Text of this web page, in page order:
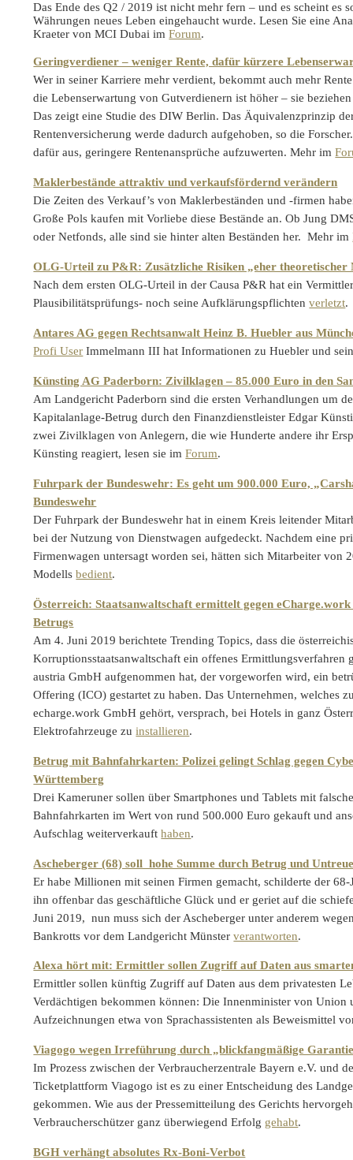
Das Ende des Q2 / 2019 ist nicht mehr fern – und es scheint es
Währungen neues Leben eingehaucht wurde. Lesen Sie eine
Kraeter von MCI Dubai imForum.
Geringverdiener – weniger Rente, dafür kürzere
Wer in seiner Karriere mehr verdient, bekommt auch mehr
die Lebenserwartung von Gutverdienern ist höher – sie
Das zeigt eine Studie des DIW Berlin. Das Äquivalenzprinzip
Rentenversicherung werde dadurch aufgehoben, so die
dafür aus, geringere Rentenansprüche aufzuwerten. Mehr im
Maklerbestände attraktiv und verkaufsfördernd verändern
Die Zeiten des Verkauf’s von Maklerbeständen und -firmen
Große Pols kaufen mit Vorliebe diese Bestände an. Ob Jung
oder Netfonds, alle sind sie hinter alten Beständen her. Mehr im
OLG-Urteil zu P&R: Zusätzliche Risiken „eher theoretischer
Nach dem ersten OLG-Urteil in der Causa P&R hat ein
Plausibilitätsprüfungs- noch seine Aufklärungspflichtenverletzt.
Antares AG gegen Rechtsanwalt Heinz B. Huebler aus
Profi User Immelmann III hat Informationen zu Huebler und
Künsting AG Paderborn: Zivilklagen – 85.000 Euro in den
Am Landgericht Paderborn sind die ersten Verhandlungen um
Kapitalanlage-Betrug durch den Finanzdienstleister Edgar
zwei Zivilklagen von Anlegern, die wie Hunderte andere ihr
Künsting reagiert, lesen sie imForum.
Fuhrpark der Bundeswehr: Es geht um 900.000 Euro,
Bundeswehr
Der Fuhrpark der Bundeswehr hat in einem Kreis leitender
bei der Nutzung von Dienstwagen aufgedeckt. Nachdem eine
Firmenwagen untersagt worden sei, hätten sich Mitarbeiter von
Modellsbedient.
Österreich: Staatsanwaltschaft ermittelt gegen
Betrugs
Am 4. Juni 2019 berichtete Trending Topics, dass die
Korruptionsstaatsanwaltschaft ein offenes Ermittlungsverfahren
austria GmbH aufgenommen hat, der vorgeworfen wird, ein
Offering (ICO) gestartet zu haben. Das Unternehmen, welches
echarge.work GmbH gehört, versprach, bei Hotels in ganz
Elektrofahrzeuge zuinstallieren.
Betrug mit Bahnfahrkarten: Polizei gelingt Schlag gegen
Württemberg
Drei Kameruner sollen über Smartphones und Tablets mit
Bahnfahrkarten im Wert von rund 500.000 Euro gekauft und
Aufschlag weiterverkaufthaben.
Ascheberger (68) soll hohe Summe durch Betrug und
Er habe Millionen mit seinen Firmen gemacht, schilderte der
ihn offenbar das geschäftliche Glück und er geriet auf die
Juni 2019, nun muss sich der Ascheberger unter anderem
Bankrotts vor dem Landgericht Münsterverantworten.
Alexa hört mit: Ermittler sollen Zugriff auf Daten aus
Ermittler sollen künftig Zugriff auf Daten aus dem privatesten
Verdächtigen bekommen können: Die Innenminister von Union
Aufzeichnungen etwa von Sprachassistenten als Beweismittel
Viagogo wegen Irreführung durch „blickfangmäßige
Im Prozess zwischen der Verbraucherzentrale Bayern e.V. und
Ticketplattform Viagogo ist es zu einer Entscheidung des
gekommen. Wie aus der Pressemitteilung des Gerichts
Verbraucherschützer ganz überwiegend Erfolg gehabt.
BGH verhängt absolutes Rx-Boni-Verbot